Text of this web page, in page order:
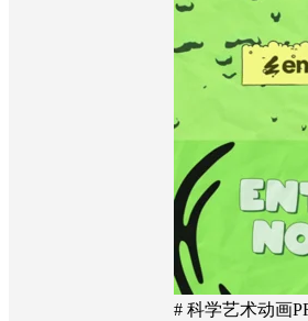
# 科学艺术动画